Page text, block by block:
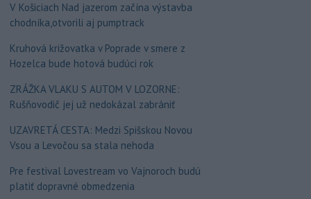
V Košiciach Nad jazerom začína výstavba
chodníka,otvorili aj pumptrack
Kruhová križovatka v Poprade v smere z
Hozelca bude hotová budúci rok
ZRÁŽKA VLAKU S AUTOM V LOZORNE:
Rušňovodič jej už nedokázal zabrániť
UZAVRETÁ CESTA: Medzi Spišskou Novou
Vsou a Levočou sa stala nehoda
Pre festival Lovestream vo Vajnoroch budú
platiť dopravné obmedzenia